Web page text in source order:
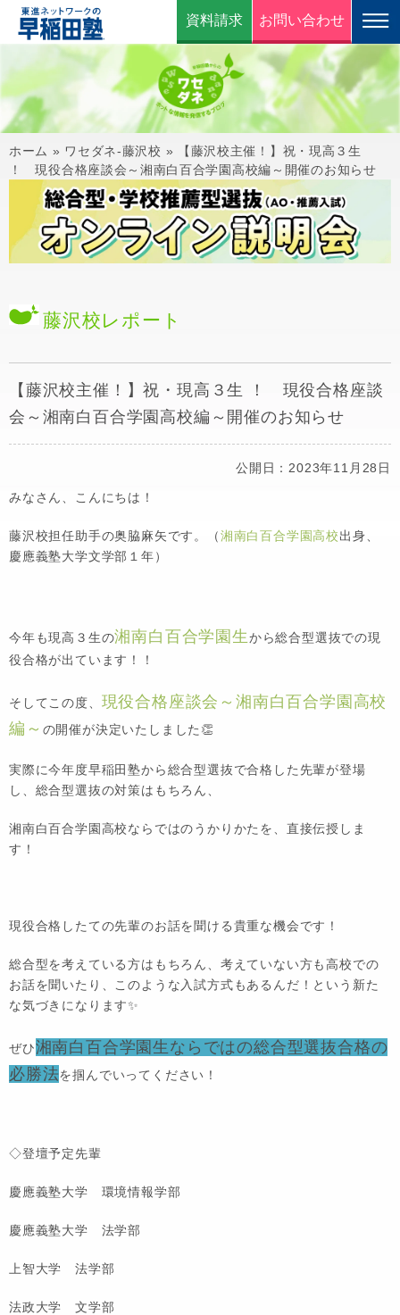
資料請求 お問い合わせ
ホーム » ワセダネ-藤沢校 »
【藤沢校主催！】祝・現高３生
！ 現役合格座談会～湘南白百合学園高校編～開催のお知らせ
藤沢校レポート
【藤沢校主催！】祝・現高３生 ！ 現役合格座談
会～湘南白百合学園高校編～開催のお知らせ
公開日：2023年11月28日
みなさん、こんにちは！
藤沢校担任助手の奥脇麻矢です。（湘南白百合学園高校出身、
慶應義塾大学文学部１年）
今年も現高３生の湘南白百合学園生から総合型選抜での現
役合格が出ています！！
そしてこの度、 現役合格座談会～湘南白百合学園高校
編～ の開催が決定いたしました👏
実際に今年度早稲田塾から総合型選抜で合格した先輩が登場
し、総合型選抜の対策はもちろん、
湘南白百合学園高校ならではのうかりかたを、直接伝授しま
す！
現役合格したての先輩のお話を聞ける貴重な機会です！
総合型を考えている方はもちろん、考えていない方も高校での
お話を聞いたり、このような入試方式もあるんだ！という新た
な気づきになります✨
ぜひ湘南白百合学園生ならではの総合型選抜合格の
必勝法を掴んでいってください！
◇登壇予定先輩
慶應義塾大学 環境情報学部
慶應義塾大学 法学部
上智大学 法学部
法政大学 文学部